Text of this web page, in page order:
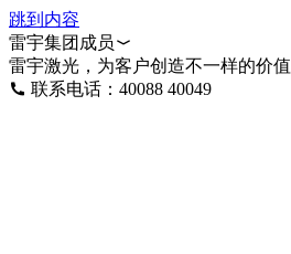
跳到内容
雷宇集团成员
雷宇激光，为客户创造不一样的价值
联系电话：40088 40049